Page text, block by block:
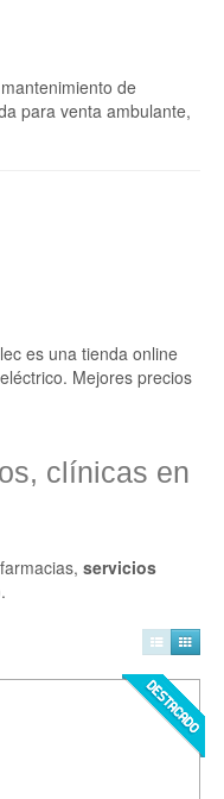
de
para venta ambulante,
es una tienda online
Mejores precios
clínicas en
servicios
.